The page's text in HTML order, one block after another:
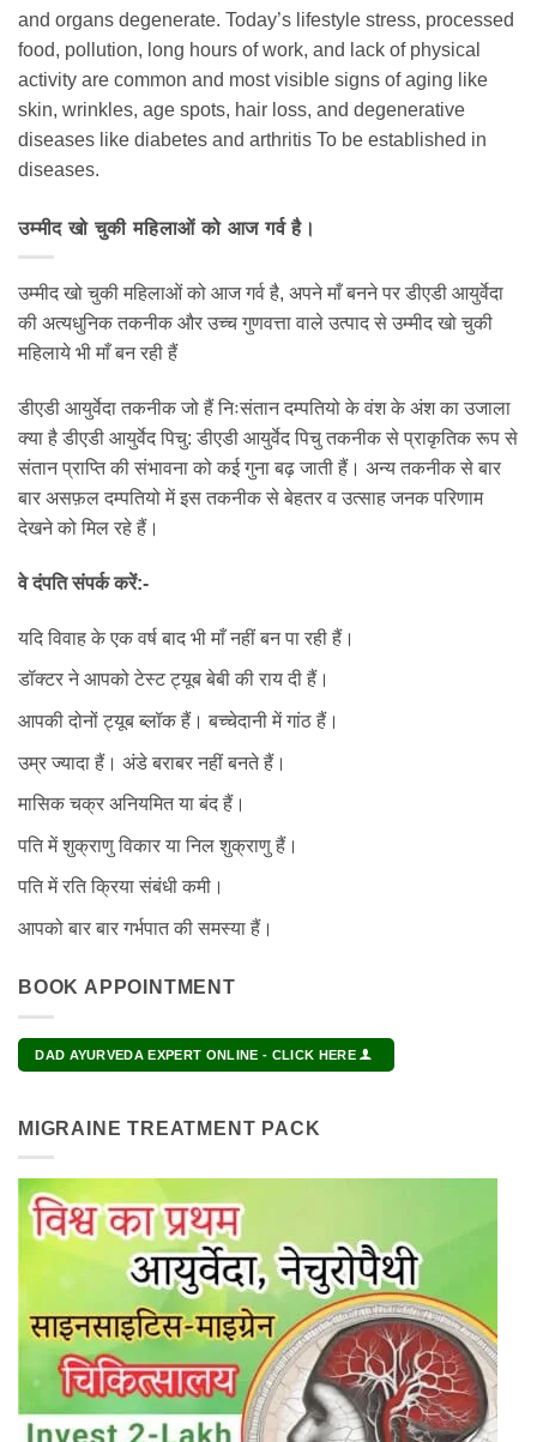
and organs degenerate. Today’s lifestyle stress, processed
food, pollution, long hours of work, and lack of physical
activity are common and most visible signs of aging like
skin, wrinkles, age spots, hair loss, and degenerative
diseases like diabetes and arthritis To be established in
diseases.
उम्मीद खो चुकी महिलाओं को आज गर्व है।
उम्मीद खो चुकी महिलाओं को आज गर्व है, अपने माँ बनने पर डीएडी आयुर्वेदा
की अत्यधुनिक तकनीक और उच्च गुणवत्ता वाले उत्पाद से उम्मीद खो चुकी
महिलाये भी माँ बन रही हैं
डीएडी आयुर्वेदा तकनीक जो हैं निःसंतान दम्पतियो के वंश के अंश का उजाला
क्या है डीएडी आयुर्वेद पिचु: डीएडी आयुर्वेद पिचु तकनीक से प्राकृतिक रूप से
संतान प्राप्ति की संभावना को कई गुना बढ़ जाती हैं। अन्य तकनीक से बार
बार असफ़ल दम्पतियो में इस तकनीक से बेहतर व उत्साह जनक परिणाम
देखने को मिल रहे हैं।
वे दंपति संपर्क करें:-
यदि विवाह के एक वर्ष बाद भी माँ नहीं बन पा रही हैं।
डॉक्टर ने आपको टेस्ट ट्यूब बेबी की राय दी हैं।
आपकी दोनों ट्यूब ब्लॉक हैं। बच्चेदानी में गांठ हैं।
उम्र ज्यादा हैं। अंडे बराबर नहीं बनते हैं।
मासिक चक्र अनियमित या बंद हैं।
पति में शुक्राणु विकार या निल शुक्राणु हैं।
पति में रति क्रिया संबंधी कमी।
आपको बार बार गर्भपात की समस्या हैं।
BOOK APPOINTMENT
DAD AYURVEDA EXPERT ONLINE - CLICK HERE
MIGRAINE TREATMENT PACK